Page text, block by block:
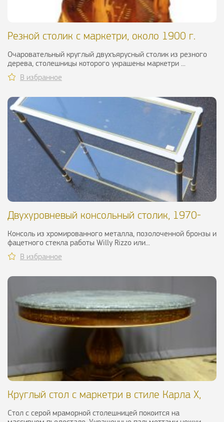
Резной столик с маркетри, около 1900 г.
Очаровательный круглый двухъярусный столик из резного
дерева, столешницы которого украшены маркетри ...
В избранное
Двухуровневый консольный столик, 1970-
Консоль из хромированного металла, позолоченной бронзы и
фацетного стекла работы Willy Rizzo или...
В избранное
Круглый стол с маркетри в стиле Карла X,
Стол с серой мраморной столешницей покоится на